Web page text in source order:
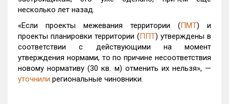
несколько лет назад.
«Если проекты межевания территории (ПМТ) и
проекты планировки территории (ППТ) утверждены в
соответствии с действующими на момент
утверждения нормами, то по причине несоответствия
новому нормативу (30 кв. м) отменить их нельзя», —
уточнили региональные чиновники.